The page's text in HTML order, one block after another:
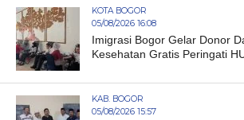
KOTA BOGOR
05/08/2026 16:08
Imigrasi Bogor Gelar Donor
Kesehatan Gratis Peringati
KAB. BOGOR
05/08/2026 15:57